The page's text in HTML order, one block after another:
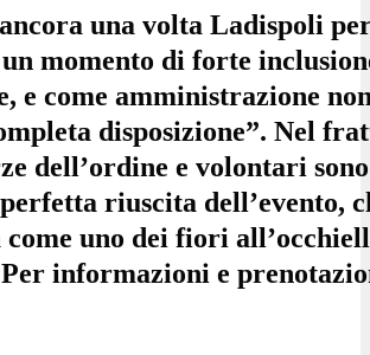
una volta Ladispoli
momento di forte
e come amministrazione
disposizione”. Nel
dell’ordine e volontari
riuscita dell’evento,
uno dei fiori
Per informazioni e